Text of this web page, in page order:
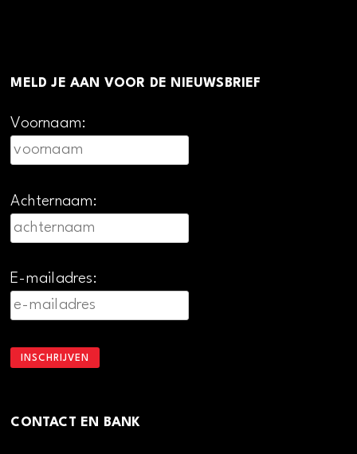
MELD JE AAN VOOR DE NIEUWSBRIEF
Voornaam:
Achternaam:
E-mailadres:
CONTACT EN BANK